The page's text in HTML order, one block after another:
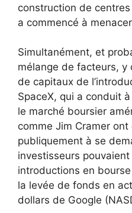
construction de
a commencé à
Simultanément, et
mélange de facteurs, y
de capitaux de
SpaceX, qui a conduit
le marché boursier
comme Jim Cramer ont
publiquement à se
investisseurs
introductions en
la levée de fonds en
dollars de Google